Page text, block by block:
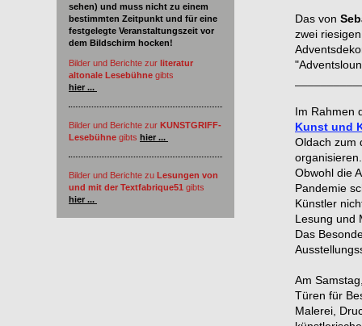
sehen) und muss nicht zu einem
bestimmten Zeitpunkt und für eine
festgelegte Veranstaltungszeit vor
dem Bildschirm hocken!
Bilder und Berichte zur literatur
altonale Lesebühne gibts
hier ...
Bilder und Berichte zur KUNSTGRIFF-
Lesebühne gibts hier ...
Bilder und Berichte zu Lesungen von
und mit der Textfabrique51 gibts
hier ...
Das von
zwei
Im Rahmen
Kunst und
Oldach zum
organisieren.
Obwohl die
Pandemie
Künstler
Lesung und
Das
Am
Türen für
Malerei,